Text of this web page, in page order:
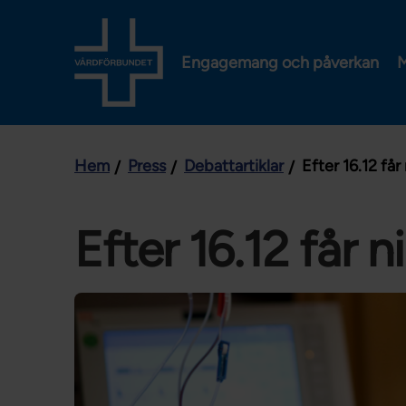
Engagemang och påverkan
Hem Press Debattartiklar Efter 16.12
Efter 16.12 får